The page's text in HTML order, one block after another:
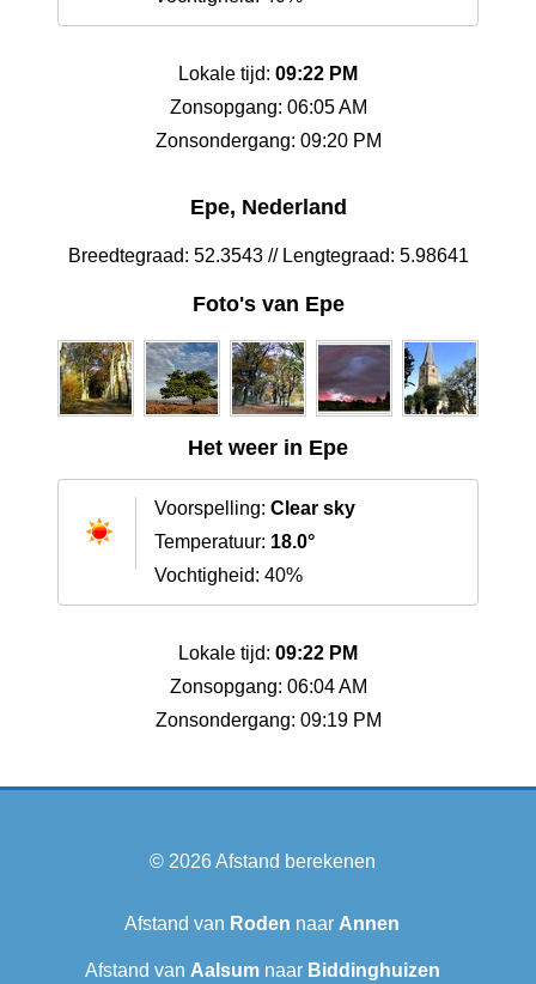
Lokale tijd: 09:22 PM
Zonsopgang: 06:05 AM
Zonsondergang: 09:20 PM
Epe, Nederland
Breedtegraad: 52.3543 // Lengtegraad: 5.98641
Foto's van Epe
Het weer in Epe
Voorspelling: Clear sky
Temperatuur: 18.0°
Vochtigheid: 40%
Lokale tijd: 09:22 PM
Zonsopgang: 06:04 AM
Zonsondergang: 09:19 PM
© 2026Afstand berekenen
Afstand van Roden naar Annen
Afstand van Aalsumnaar Biddinghuizen